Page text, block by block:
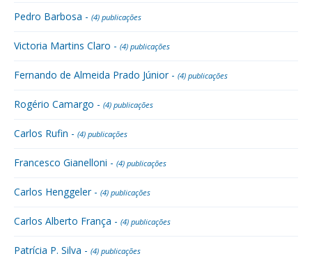
Pedro Barbosa - (4) publicações
Victoria Martins Claro - (4) publicações
Fernando de Almeida Prado Júnior - (4) publicações
Rogério Camargo - (4) publicações
Carlos Rufin - (4) publicações
Francesco Gianelloni - (4) publicações
Carlos Henggeler - (4) publicações
Carlos Alberto França - (4) publicações
Patrícia P. Silva - (4) publicações